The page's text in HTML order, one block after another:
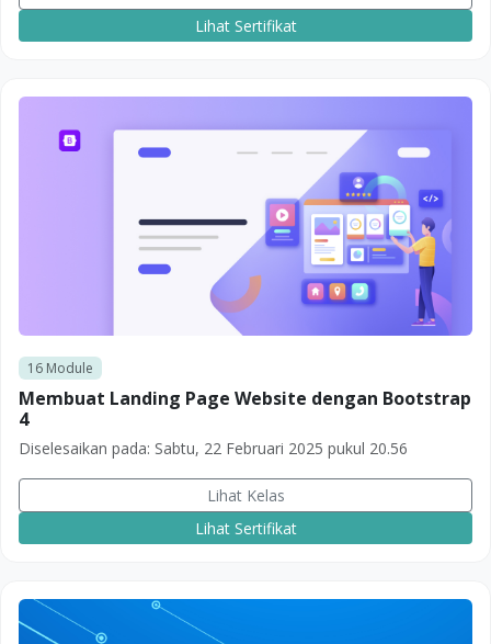
Lihat Sertifikat
16Module
Membuat Landing Page Website dengan Bootstrap
4
Diselesaikan pada: Sabtu, 22 Februari 2025 pukul 20.56
Lihat Kelas
Lihat Sertifikat